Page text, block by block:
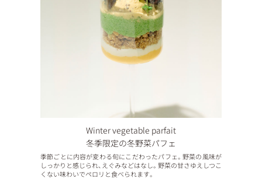
Winter vegetable parfait
冬季限定の冬野菜パフェ
季節ごとに内容が変わる旬にこだわったパフェ。野菜の風味が
しっかりと感じられ、えぐみなどはなし。野菜の甘さゆえしつこ
くない味わいでペロリと食べられます。